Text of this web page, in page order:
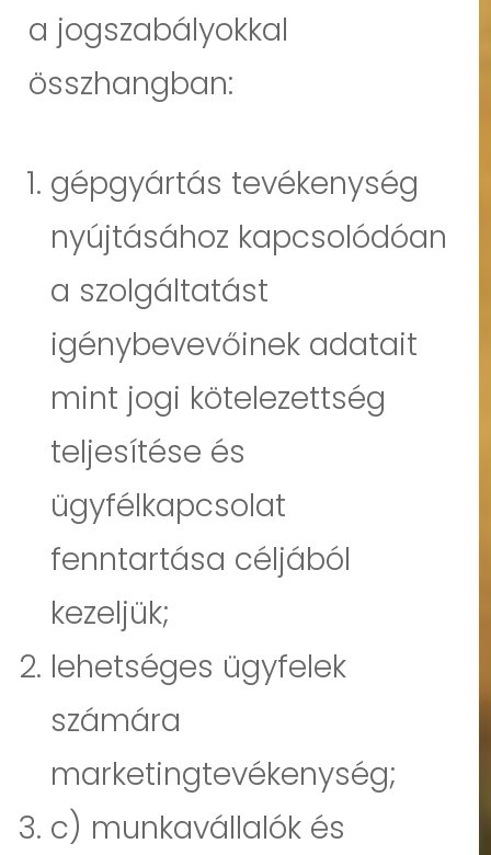
a jogszabályokkal
összhangban:
gépgyártás tevékenység
nyújtásához kapcsolódóan
a szolgáltatást
igénybevevőinek adatait
mint jogi kötelezettség
teljesítése és
ügyfélkapcsolat
fenntartása céljából
kezeljük;
lehetséges ügyfelek
számára
marketingtevékenység;
c) munkavállalók és